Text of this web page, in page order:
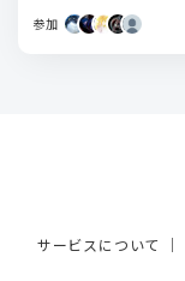
参加
サービスについて ｜